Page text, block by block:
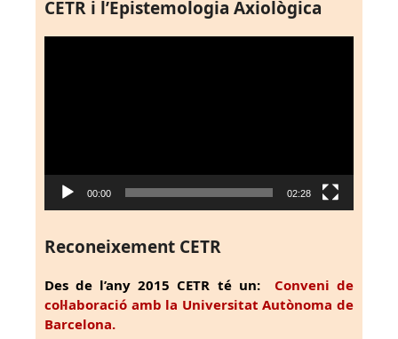
CETR i l’Epistemologia Axiològica
00:00 02:28
Reconeixement CETR
Des de l’any 2015 CETR té un: Conveni de
col·laboració amb la Universitat Autònoma de
Barcelona.